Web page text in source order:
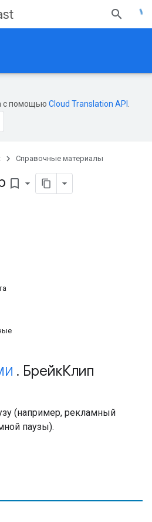
с помощью Cloud Translation API
Справочные материалы
bookmark_border
. БрейкКлип
(например, рекламный
паузы).